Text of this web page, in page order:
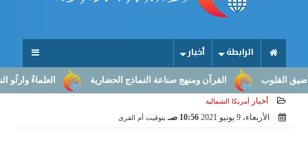
الرابطة أخبار
العلماءُ وارثُو النبوّة: من القرآن ومنهج صناعة النماذج الحضارية
أخبار أمريكا الشمالية
الأربعاء، 9 يونيو 2021 10:56 صـ بتوقيت أم القرى